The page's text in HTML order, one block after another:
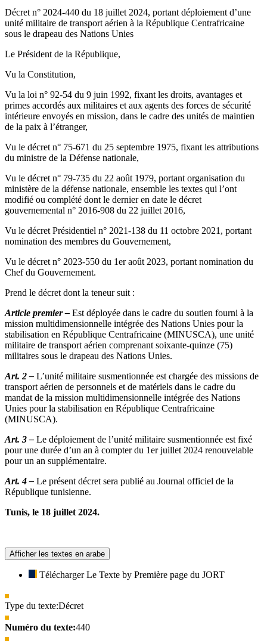
Décret n° 2024-440 du 18 juillet 2024, portant déploiement d’une
unité militaire de transport aérien à la République Centrafricaine
sous le drapeau des Nations Unies
Le Président de la République,
Vu la Constitution,
Vu la loi n° 92-54 du 9 juin 1992, fixant les droits, avantages et
primes accordés aux militaires et aux agents des forces de sécurité
intérieure envoyés en mission, dans le cadre des unités de maintien
de la paix à l’étranger,
Vu le décret n° 75-671 du 25 septembre 1975, fixant les attributions
du ministre de la Défense nationale,
Vu le décret n° 79-735 du 22 août 1979, portant organisation du
ministère de la défense nationale, ensemble les textes qui l’ont
modifié ou complété dont le dernier en date le décret
gouvernemental n° 2016-908 du 22 juillet 2016,
Vu le décret Présidentiel n° 2021-138 du 11 octobre 2021, portant
nomination des membres du Gouvernement,
Vu le décret n° 2023-550 du 1er août 2023, portant nomination du
Chef du Gouvernement.
Prend le décret dont la teneur suit :
Article premier – Est déployée dans le cadre du soutien fourni à la
mission multidimensionnelle intégrée des Nations Unies pour la
stabilisation en République Centrafricaine (MINUSCA), une unité
militaire de transport aérien comprenant soixante-quinze (75)
militaires sous le drapeau des Nations Unies.
Art. 2 – L’unité militaire susmentionnée est chargée des missions de
transport aérien de personnels et de matériels dans le cadre du
mandat de la mission multidimensionnelle intégrée des Nations
Unies pour la stabilisation en République Centrafricaine
(MINUSCA).
Art. 3 – Le déploiement de l’unité militaire susmentionnée est fixé
pour une durée d’un an à compter du 1er juillet 2024 renouvelable
pour un an supplémentaire.
Art. 4 – Le présent décret sera publié au Journal officiel de la
République tunisienne.
Tunis, le 18 juillet 2024.
Afficher les textes en arabe
Télécharger Le Texte by Première page du JORT
Type du texte:Décret
Numéro du texte:440